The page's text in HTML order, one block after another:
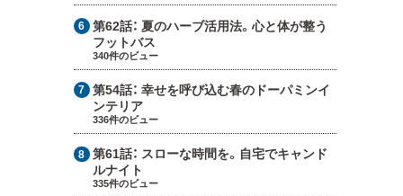
第62話：夏のハーブ活用法。心と体が整う
フットバス
340件のビュー
第54話：幸せを呼び込む春のドーパミンイ
ンテリア
336件のビュー
第61話： スローな時間を。自宅でキャンド
ルナイト
335件のビュー